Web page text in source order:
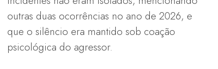
outras duas ocorrências no ano de 2026, e
que o silêncio era mantido sob coação
psicológica do agressor.